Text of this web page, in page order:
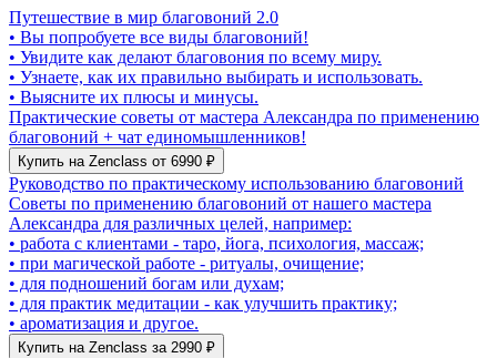
Путешествие в мир благовоний 2.0
• Вы попробуете все виды благовоний!
• Увидите как делают благовония по всему миру.
• Узнаете, как их правильно выбирать и использовать.
• Выясните их плюсы и минусы.
Практические советы от мастера Александра по применению
благовоний + чат единомышленников!
Купить на Zenclass от 6990 ₽
Руководство по практическому использованию благовоний
Советы по применению благовоний от нашего мастера
Александра для различных целей, например:
• работа с клиентами - таро, йога, психология, массаж;
• при магической работе - ритуалы, очищение;
• для подношений богам или духам;
• для практик медитации - как улучшить практику;
• ароматизация и другое.
Купить на Zenclass за 2990 ₽